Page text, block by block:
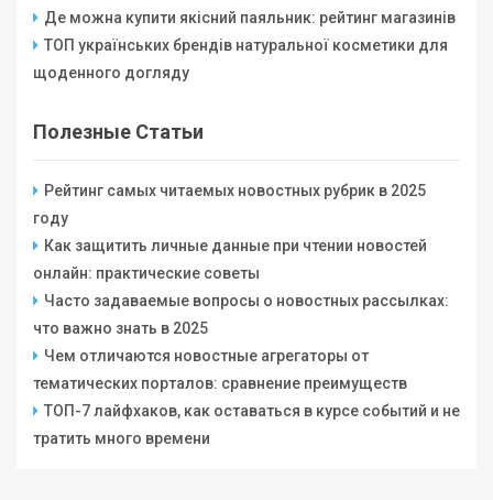
Де можна купити якісний паяльник: рейтинг магазинів
ТОП українських брендів натуральної косметики для
щоденного догляду
Полезные Статьи
Рейтинг самых читаемых новостных рубрик в 2025
году
Как защитить личные данные при чтении новостей
онлайн: практические советы
Часто задаваемые вопросы о новостных рассылках:
что важно знать в 2025
Чем отличаются новостные агрегаторы от
тематических порталов: сравнение преимуществ
ТОП-7 лайфхаков, как оставаться в курсе событий и не
тратить много времени